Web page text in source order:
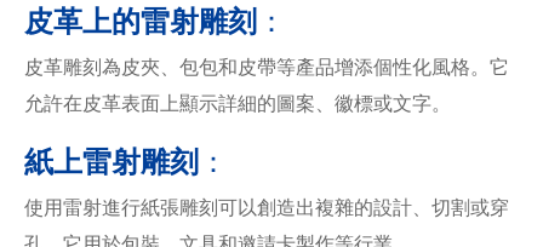
皮革上的雷射雕刻 ：
皮革雕刻為皮夾、包包和皮帶等產品增添個性化風格。它
允許在皮革表面上顯示詳細的圖案、徽標或文字。
紙上雷射雕刻 ：
使用雷射進行紙張雕刻可以創造出複雜的設計、切割或穿